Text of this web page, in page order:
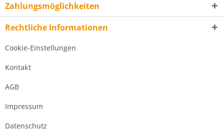
Zahlungsmöglichkeiten
Rechtliche Informationen
Cookie-Einstellungen
Kontakt
AGB
Impressum
Datenschutz